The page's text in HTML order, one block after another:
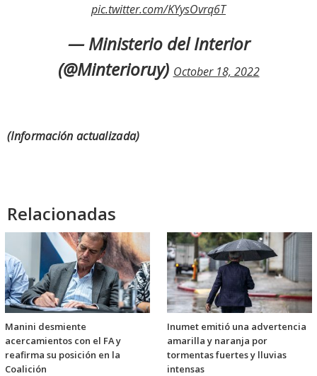
pic.twitter.com/KYysOvrq6T
— Ministerio del Interior
(@Minterioruy) October 18, 2022
(Información actualizada)
Relacionadas
Manini desmiente
acercamientos con el FA y
reafirma su posición en la
Coalición
Inumet emitió una advertencia
amarilla y naranja por
tormentas fuertes y lluvias
intensas